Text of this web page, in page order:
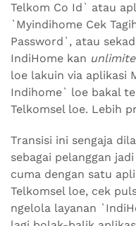
Telkom Co Id` atau
`Myindihome Cek
Password`, atau
IndiHome kan
loe lakuin via aplikasi
Indihome` loe bakal
Telkomsel loe. Lebih
Transisi ini sengaja
sebagai pelanggan
cuma dengan satu
Telkomsel loe, cek
ngelola layanan